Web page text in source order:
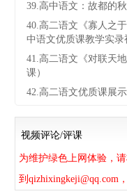
39.高中语文：故都的
40.高二语文《寡人之
中语文优质课教学实录
41.高二语文《对联天
课）
42.高二语文优质课展
视频评论/评课
为维护绿色上网体验，
到qizhixingkeji@qq.com